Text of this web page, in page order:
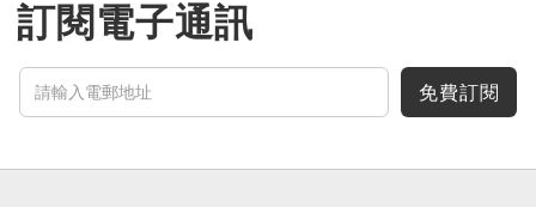
訂閱電子通訊
免費訂閱